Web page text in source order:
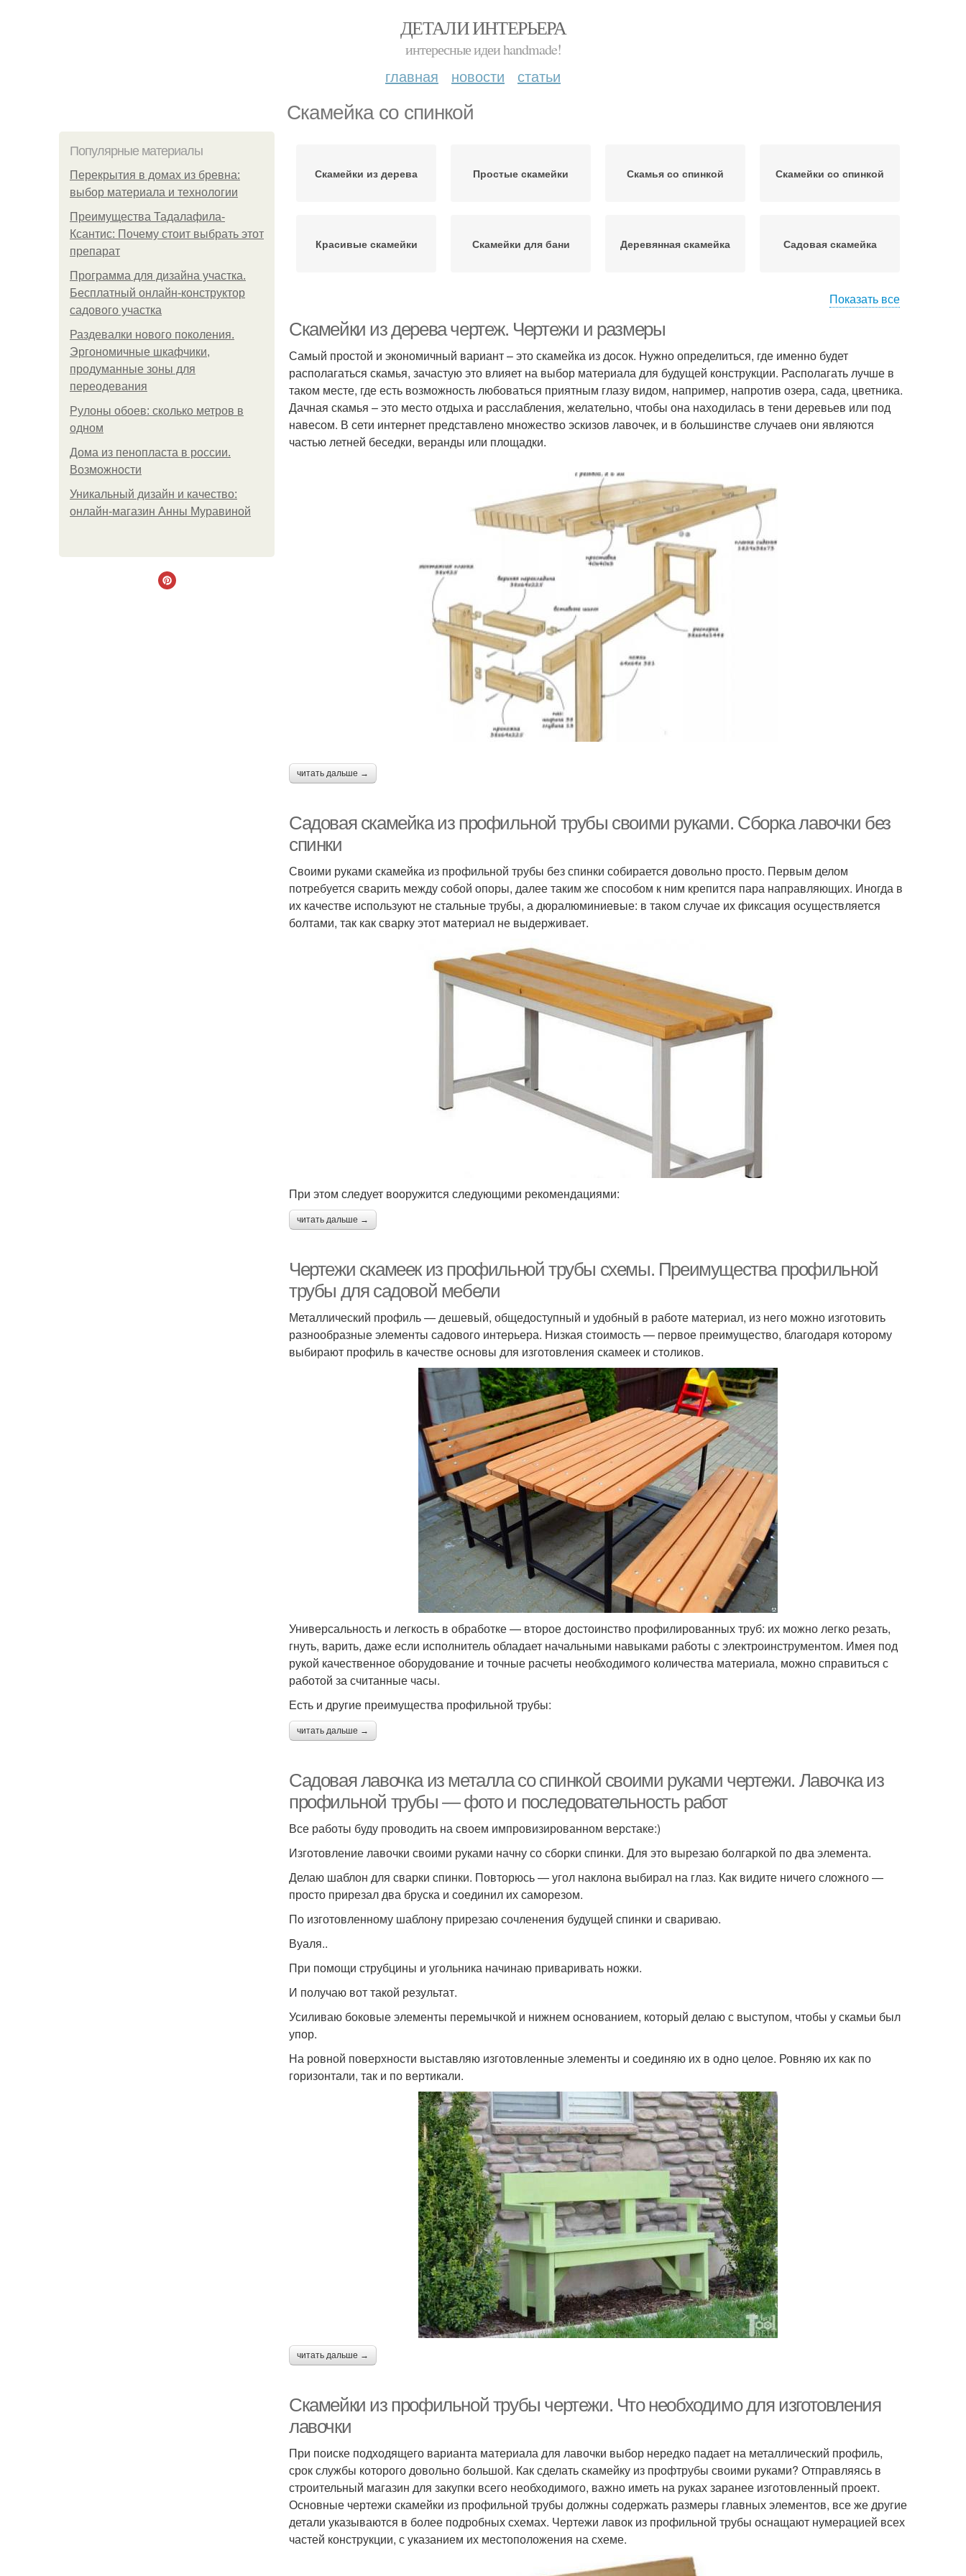
ДЕТАЛИ ИНТЕРЬЕРА
интересные идеи handmade!
главная новости статьи
Скамейка со спинкой
Популярные материалы
Перекрытия в домах из бревна:
выбор материала и технологии
Преимущества Тадалафила-
Ксантис: Почему стоит выбрать этот
препарат
Программа для дизайна участка.
Бесплатный онлайн-конструктор
садового участка
Раздевалки нового поколения.
Эргономичные шкафчики,
продуманные зоны для
переодевания
Рулоны обоев: сколько метров в
одном
Дома из пенопласта в россии.
Возможности
Уникальный дизайн и качество:
онлайн-магазин Анны Муравиной
Скамейки из дерева Простые скамейки Скамья со спинкой Скамейки со спинкой
Красивые скамейки Скамейки для бани Деревянная скамейка Садовая скамейка
профильной трубы
Скамейки для дачи Садовые скамейки
Оригинальные
скамейки
Скамейки из
профильной трубы
Показать все
Скамейки из дерева чертеж. Чертежи и размеры
Самый простой и экономичный вариант – это скамейка из досок. Нужно определиться, где именно будет
располагаться скамья, зачастую это влияет на выбор материала для будущей конструкции. Располагать лучше в
таком месте, где есть возможность любоваться приятным глазу видом, например, напротив озера, сада, цветника.
Дачная скамья – это место отдыха и расслабления, желательно, чтобы она находилась в тени деревьев или под
навесом. В сети интернет представлено множество эскизов лавочек, и в большинстве случаев они являются
частью летней беседки, веранды или площадки.
читать дальше →
Садовая скамейка из профильной трубы своими руками. Сборка лавочки без
спинки
Своими руками скамейка из профильной трубы без спинки собирается довольно просто. Первым делом
потребуется сварить между собой опоры, далее таким же способом к ним крепится пара направляющих. Иногда в
их качестве используют не стальные трубы, а дюралюминиевые: в таком случае их фиксация осуществляется
болтами, так как сварку этот материал не выдерживает.
При этом следует вооружится следующими рекомендациями:
читать дальше →
Чертежи скамеек из профильной трубы схемы. Преимущества профильной
трубы для садовой мебели
Металлический профиль — дешевый, общедоступный и удобный в работе материал, из него можно изготовить
разнообразные элементы садового интерьера. Низкая стоимость — первое преимущество, благодаря которому
выбирают профиль в качестве основы для изготовления скамеек и столиков.
Универсальность и легкость в обработке — второе достоинство профилированных труб: их можно легко резать,
гнуть, варить, даже если исполнитель обладает начальными навыками работы с электроинструментом. Имея под
рукой качественное оборудование и точные расчеты необходимого количества материала, можно справиться с
работой за считанные часы.
Есть и другие преимущества профильной трубы:
читать дальше →
Садовая лавочка из металла со спинкой своими руками чертежи. Лавочка из
профильной трубы — фото и последовательность работ
Все работы буду проводить на своем импровизированном верстаке:)
Изготовление лавочки своими руками начну со сборки спинки. Для это вырезаю болгаркой по два элемента.
Делаю шаблон для сварки спинки. Повторюсь — угол наклона выбирал на глаз. Как видите ничего сложного —
просто прирезал два бруска и соединил их саморезом.
По изготовленному шаблону прирезаю сочленения будущей спинки и свариваю.
Вуаля..
При помощи струбцины и угольника начинаю приваривать ножки.
И получаю вот такой результат.
Усиливаю боковые элементы перемычкой и нижнем основанием, который делаю с выступом, чтобы у скамьи был
упор.
На ровной поверхности выставляю изготовленные элементы и соединяю их в одно целое. Ровняю их как по
горизонтали, так и по вертикали.
читать дальше →
Скамейки из профильной трубы чертежи. Что необходимо для изготовления
лавочки
При поиске подходящего варианта материала для лавочки выбор нередко падает на металлический профиль,
срок службы которого довольно большой. Как сделать скамейку из профтрубы своими руками? Отправляясь в
строительный магазин для закупки всего необходимого, важно иметь на руках заранее изготовленный проект.
Основные чертежи скамейки из профильной трубы должны содержать размеры главных элементов, все же другие
детали указываются в более подробных схемах. Чертежи лавок из профильной трубы оснащают нумерацией всех
частей конструкции, с указанием их местоположения на схеме.